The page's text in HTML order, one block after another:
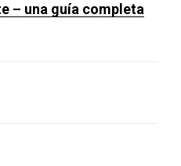
– una guía completa